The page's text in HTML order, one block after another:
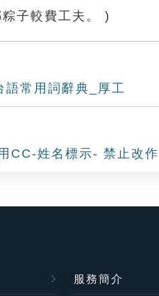
子較費工夫。 )
語常用詞辭典_厚工
CC-姓名標示- 禁止改
服務簡介